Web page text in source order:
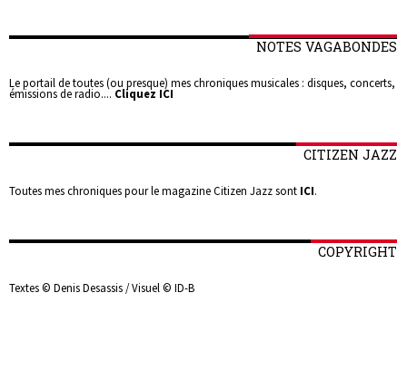
NOTES VAGABONDES
Le portail de toutes (ou presque) mes chroniques musicales : disques, concerts,
émissions de radio.... Cliquez ICI
CITIZEN JAZZ
Toutes mes chroniques pour le magazine Citizen Jazz sont ICI.
COPYRIGHT
Textes © Denis Desassis / Visuel © ID-B